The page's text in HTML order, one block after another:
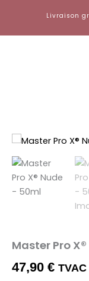
contenu
Livraison
Master Pro
47,90 € TVAC